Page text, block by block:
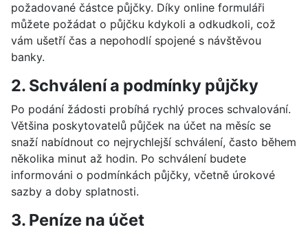
požadované částce půjčky. Díky online formuláři
můžete požádat o půjčku kdykoli a odkudkoli, což
vám ušetří čas a nepohodlí spojené s návštěvou
banky.
2. Schválení a podmínky půjčky
Po podání žádosti probíhá rychlý proces schvalování.
Většina poskytovatelů půjček na účet na měsíc se
snaží nabídnout co nejrychlejší schválení, často během
několika minut až hodin. Po schválení budete
informováni o podmínkách půjčky, včetně úrokové
sazby a doby splatnosti.
3. Peníze na účet